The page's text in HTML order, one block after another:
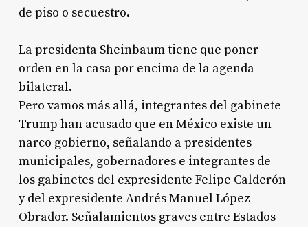
de piso o secuestro.
La presidenta Sheinbaum tiene que poner
orden en la casa por encima de la agenda
bilateral.
Pero vamos más allá, integrantes del gabinete
Trump han acusado que en México existe un
narco gobierno, señalando a presidentes
municipales, gobernadores e integrantes de
los gabinetes del expresidente Felipe Calderón
y del expresidente Andrés Manuel López
Obrador. Señalamientos graves entre Estados